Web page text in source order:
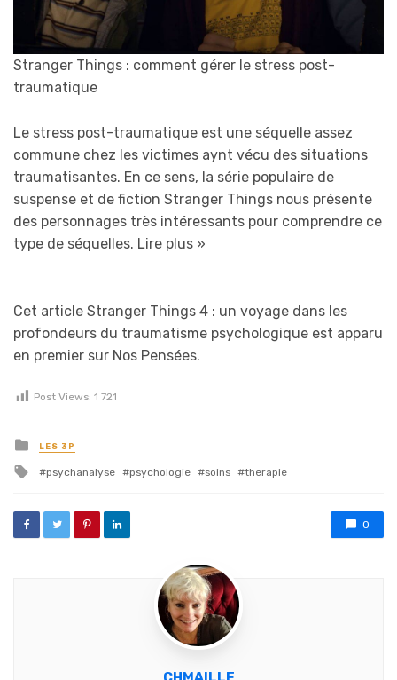
Stranger Things : comment gérer le stress post-
traumatique
Le stress post-traumatique est une séquelle assez
commune chez les victimes aynt vécu des situations
traumatisantes. En ce sens, la série populaire de
suspense et de fiction Stranger Things nous présente
des personnages très intéressants pour comprendre ce
type de séquelles. Lire plus »
Cet article Stranger Things 4 : un voyage dans les
profondeurs du traumatisme psychologique est apparu
en premier sur Nos Pensées.
Post Views: 1 721
Posted in
LES 3P
Tagged with
psychanalyse psychologie soins therapie
0